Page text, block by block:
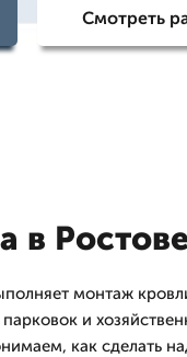
Смотреть
в
монтаж
и
как сделать